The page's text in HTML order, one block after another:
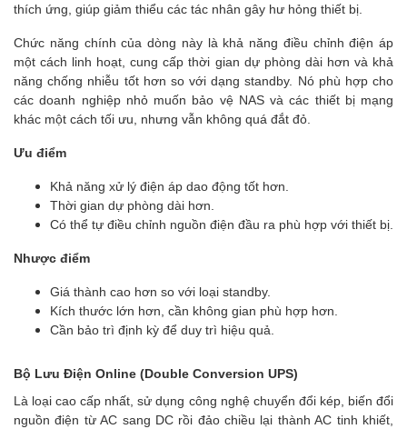
thích ứng, giúp giảm thiểu các tác nhân gây hư hỏng thiết bị.
Chức năng chính của dòng này là khả năng điều chỉnh điện áp
một cách linh hoạt, cung cấp thời gian dự phòng dài hơn và khả
năng chống nhiễu tốt hơn so với dạng standby. Nó phù hợp cho
các doanh nghiệp nhỏ muốn bảo vệ NAS và các thiết bị mạng
khác một cách tối ưu, nhưng vẫn không quá đắt đỏ.
Ưu điểm
Khả năng xử lý điện áp dao động tốt hơn.
Thời gian dự phòng dài hơn.
Có thể tự điều chỉnh nguồn điện đầu ra phù hợp với thiết bị.
Nhược điểm
Giá thành cao hơn so với loại standby.
Kích thước lớn hơn, cần không gian phù hợp hơn.
Cần bảo trì định kỳ để duy trì hiệu quả.
Bộ Lưu Điện Online (Double Conversion UPS)
Là loại cao cấp nhất, sử dụng công nghệ chuyển đổi kép, biến đổi
nguồn điện từ AC sang DC rồi đảo chiều lại thành AC tinh khiết,